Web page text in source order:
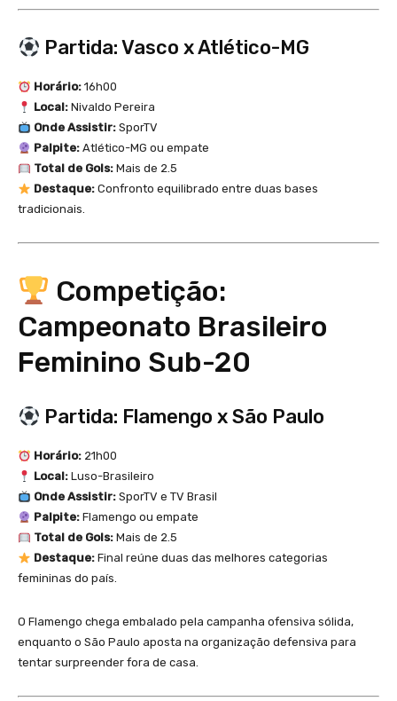
Partida: Vasco x Atlético-MG
Horário:16h00
Local:Nivaldo Pereira
Onde Assistir:SporTV
Palpite:Atlético-MG ou empate
Total de Gols:Mais de 2.5
Destaque:Confronto equilibrado entre duas bases
tradicionais.
Competição:
Campeonato Brasileiro
Feminino Sub-20
Partida: Flamengo x São Paulo
Horário:21h00
Local:Luso-Brasileiro
Onde Assistir:SporTV e TV Brasil
Palpite:Flamengo ou empate
Total de Gols:Mais de 2.5
Destaque:Final reúne duas das melhores categorias
femininas do país.
O Flamengo chega embalado pela campanha ofensiva sólida,
enquanto o São Paulo aposta na organização defensiva para
tentar surpreender fora de casa.